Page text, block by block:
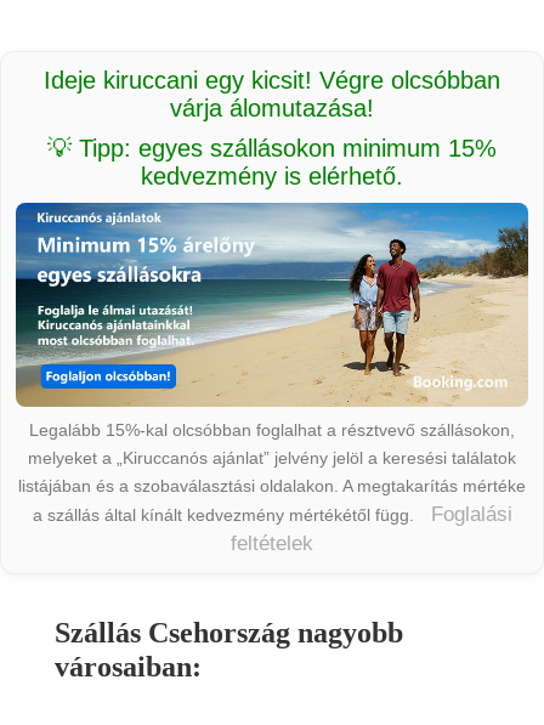
Ideje kiruccani egy kicsit! Végre olcsóbban
várja álomutazása!
💡 Tipp: egyes szállásokon minimum 15%
kedvezmény is elérhető.
Legalább 15%-kal olcsóbban foglalhat a résztvevő szállásokon,
melyeket a „Kiruccanós ajánlat” jelvény jelöl a keresési találatok
listájában és a szobaválasztási oldalakon. A megtakarítás mértéke
a szállás által kínált kedvezmény mértékétől függ.
Foglalási
feltételek
Szállás Csehország nagyobb
városaiban: